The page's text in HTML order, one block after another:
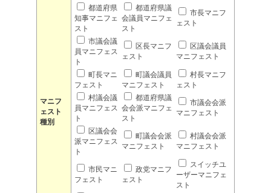
マニフ
ェスト
種別
都道府県
知事マニフェ
スト
都道府県議
会議員マニフェ
スト
市長マニフ
ェスト
市議会議
員マニフェス
ト
区長マニフ
ェスト
区議会議員
マニフェスト
町長マニ
フェスト
町議会議員
マニフェスト
村長マニフ
ェスト
村議会議
員マニフェス
ト
都道府県議
会会派マニフェ
スト
市議会会派
マニフェスト
区議会会
派マニフェス
ト
町議会会派
マニフェスト
村議会会派
マニフェスト
市民マニ
フェスト
政党マニフ
ェスト
スイッチユ
ーザーマニフェ
スト